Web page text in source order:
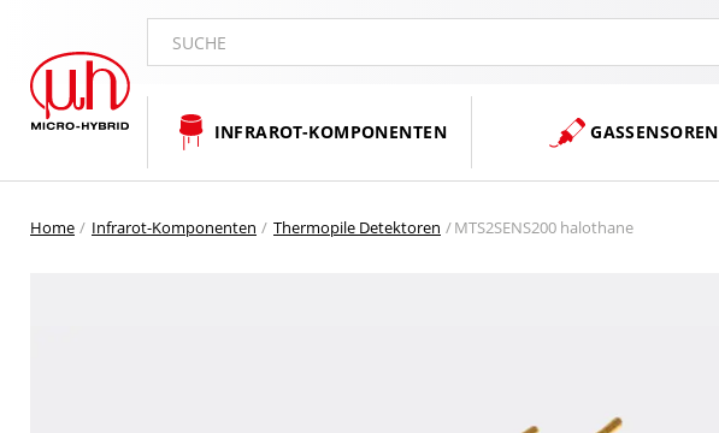
SUCHE
INFRAROT-KOMPONENTEN GASSENSOREN
Home Infrarot-Komponenten Thermopile Detektoren MTS2SENS200 halothane